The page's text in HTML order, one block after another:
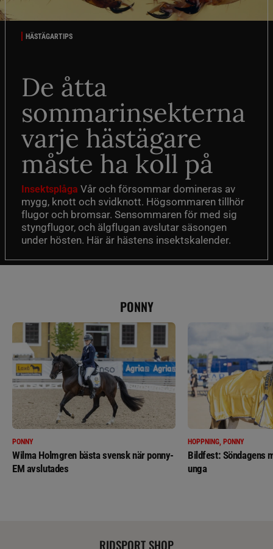
HÄSTÄGARTIPS
De åtta
sommarinsekterna
varje hästägare
måste ha koll på
Insektsplåga Vår och försommar domineras av
mygg, knott och svidknott. Högsommaren tillhör
flugor och bromsar. Sensommaren för med sig
styngflugor, och älgflugan avslutar säsongen
under hösten. Här är hästens insektskalender.
PONNY
PONNY
Wilma Holmgren bästa svensk när ponny-
EM avslutades
HOPPNING, PONNY
Bildfest: Söndagens
unga
RIDSPORT SHOP